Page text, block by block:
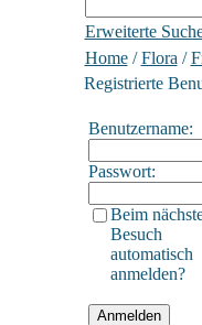
Erweiterte
Home/Flora /
Registrierte
Benutzername:
Passwort:
Beim
Besuch
automatisch
anmelden?